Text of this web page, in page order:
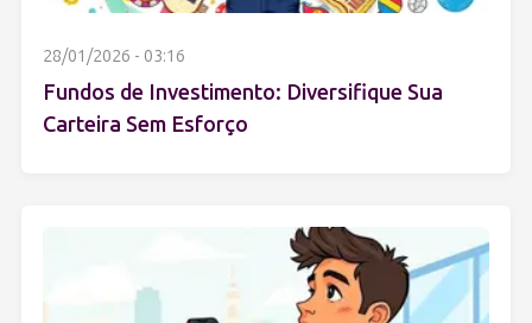
28/01/2026 - 03:16
Fundos de Investimento: Diversifique Sua
Carteira Sem Esforço